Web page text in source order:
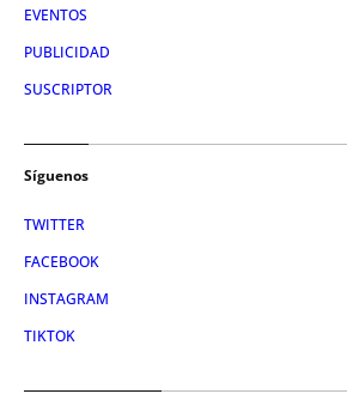
EVENTOS
PUBLICIDAD
SUSCRIPTOR
Síguenos
TWITTER
FACEBOOK
INSTAGRAM
TIKTOK